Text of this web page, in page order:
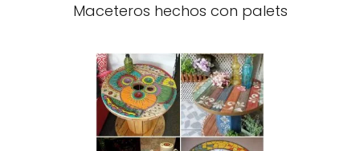
Maceteros hechos con palets